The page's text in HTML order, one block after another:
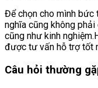
Để chọn cho mình bức
nghĩa cũng không
cũng như kinh
được tư vấn hỗ trợ tốt
Câu hỏi thường